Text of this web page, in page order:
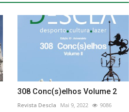
308 Conc(s)elhos Volume 2
Revista Descla Mai 9, 2022 9086